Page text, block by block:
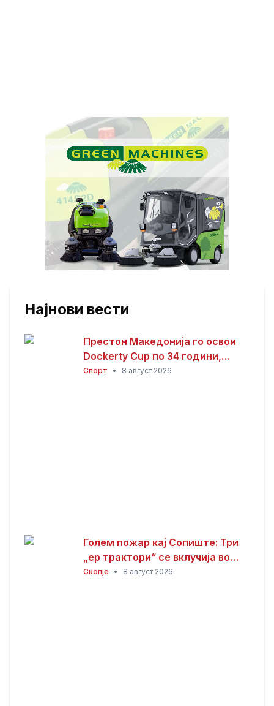
Најнови вести
Престон Македонија го освои
Dockerty Cup по 34 години,
Тевере прогласен за најдобар
Спорт • 8 август 2026
Голем пожар кај Сопиште: Три
„ер трактори“ се вклучија во
гаснењето, гори
Скопје • 8 август 2026